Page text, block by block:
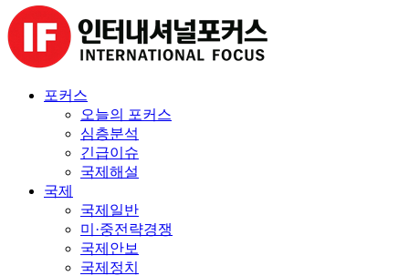
포커스
오늘의 포커스
심층분석
긴급이슈
국제해설
국제
국제일반
미·중전략경쟁
국제안보
국제정치